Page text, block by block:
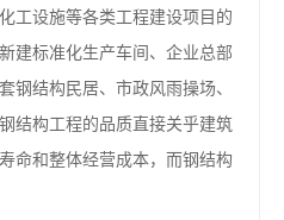
工设施等各类工程建设项目的
建标准化生产车间、企业总部
钢结构民居、市政风雨操场、
结构工程的品质直接关乎建筑
命和整体经营成本，而钢结构